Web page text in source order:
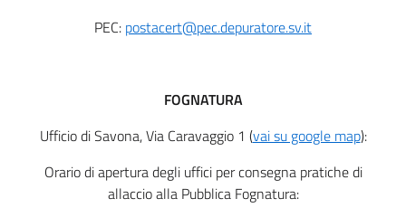
PEC: postacert@pec.depuratore.sv.it
FOGNATURA
Ufficio di Savona, Via Caravaggio 1 (vai su google map):
Orario di apertura degli uffici per consegna pratiche di
allaccio alla Pubblica Fognatura: